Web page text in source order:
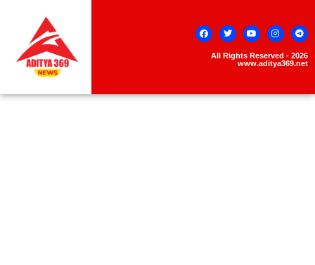
All Rights Reserved - 2026
www.aditya369.net